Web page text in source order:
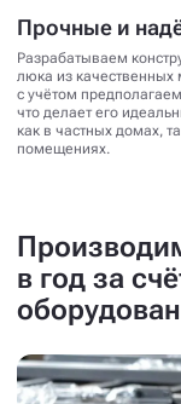
Прочные и
Разрабатываем
люка из качественных
с учётом
что делает его
как в частных домах,
помещениях.
в год за